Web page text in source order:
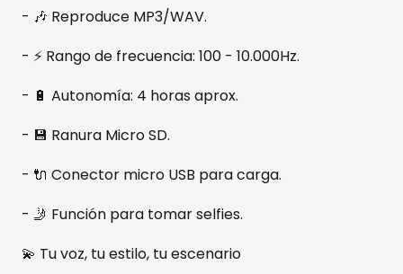
- 🎶 Reproduce MP3/WAV.
- ⚡ Rango de frecuencia: 100 - 10.000Hz.
- 🔋 Autonomía: 4 horas aprox.
- 💾 Ranura Micro SD.
- 🔌 Conector micro USB para carga.
- 🤳 Función para tomar selfies.
💫 Tu voz, tu estilo, tu escenario